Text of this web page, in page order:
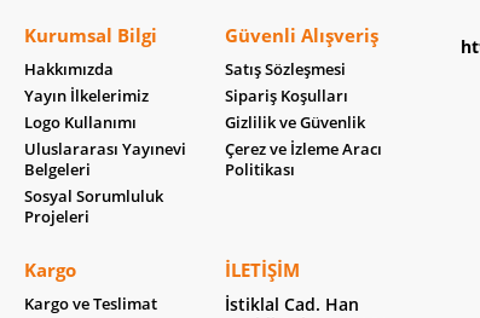
Kurumsal Bilgi
Hakkımızda
Yayın İlkelerimiz
Logo Kullanımı
Uluslararası Yayınevi
Belgeleri
Sosyal Sorumluluk
Projeleri
Güvenli Alışveriş
Satış Sözleşmesi
Sipariş Koşulları
Gizlilik ve Güvenlik
Çerez ve İzleme Aracı
Politikası
Kargo
Kargo ve Teslimat
İLETIŞIM
İstiklal Cad. Han